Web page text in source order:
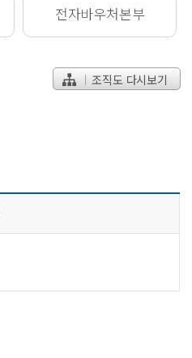
전자바우처본부
조직도 다시보기